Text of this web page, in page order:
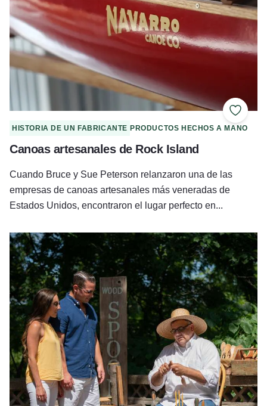
Añadir
HISTORIA DE UN FABRICANTE PRODUCTOS HECHOS A MANO
Canoas artesanales de Rock Island
Cuando Bruce y Sue Peterson relanzaron una de las
empresas de canoas artesanales más veneradas de
Estados Unidos, encontraron el lugar perfecto en...
Galena Spoon Co.